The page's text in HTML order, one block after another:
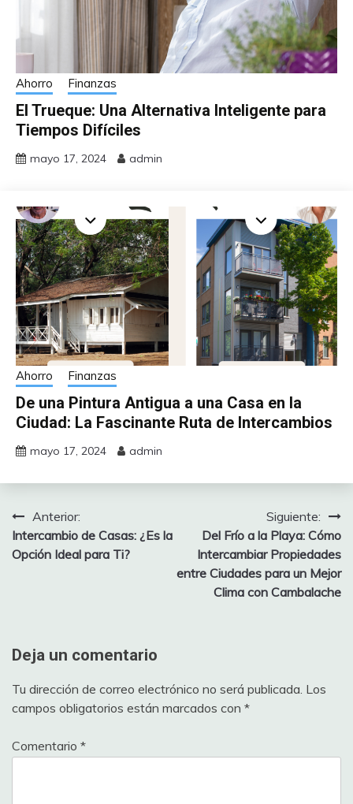
Ahorro Finanzas
El Trueque: Una Alternativa Inteligente para
Tiempos Difíciles
mayo 17, 2024 admin
Ahorro Finanzas
De una Pintura Antigua a una Casa en la
Ciudad: La Fascinante Ruta de Intercambios
mayo 17, 2024 admin
Navegación
de
Anterior:
Intercambio de Casas: ¿Es la
Opción Ideal para Ti?
Siguiente:
Del Frío a la Playa: Cómo
Intercambiar Propiedades
entre Ciudades para un Mejor
Clima con Cambalache
Deja un comentario
Tu dirección de correo electrónico no será publicada. Los
campos obligatorios están marcados con *
Comentario *